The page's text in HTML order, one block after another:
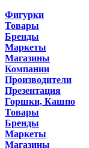
Фигурки
Товары
Бренды
Маркеты
Магазины
Компании
Производители
Презентация
Горшки, Кашпо
Товары
Бренды
Маркеты
Магазины